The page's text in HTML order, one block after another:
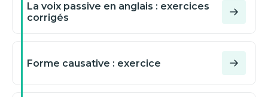
La voix passive en anglais : exercices
corrigés
Forme causative : exercice